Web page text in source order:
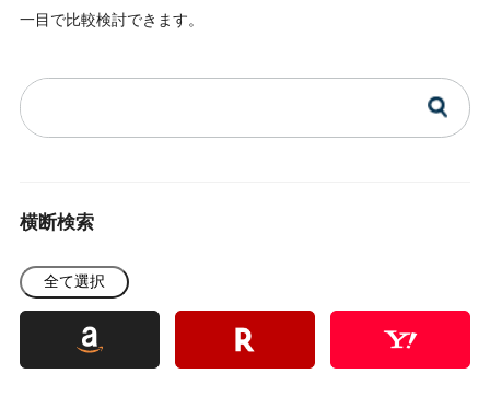
一目で比較検討できます。
横断検索
全て選択